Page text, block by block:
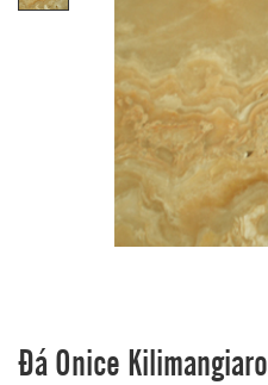
Đá Onice Kilimangiaro